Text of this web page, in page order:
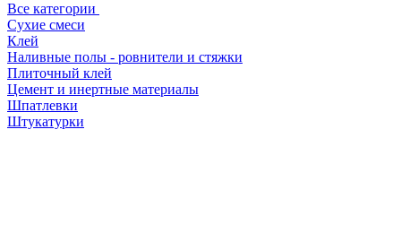
Все категории
Сухие смеси
Клей
Наливные полы - ровнители и стяжки
Плиточный клей
Цемент и инертные материалы
Шпатлевки
Штукатурки